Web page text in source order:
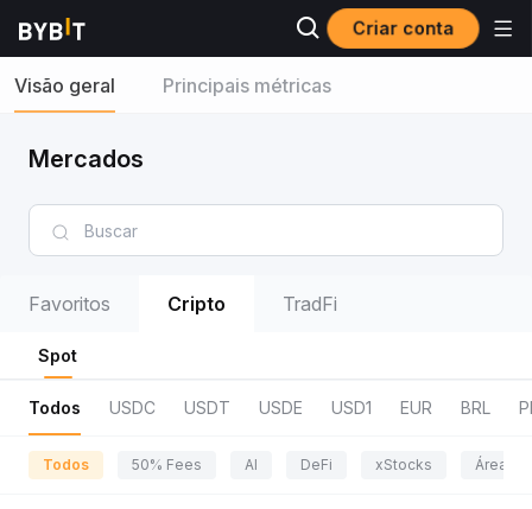
Criar conta
Visão geral Principais métricas
Mercados
Favoritos Cripto TradFi
Spot
Todos USDC USDT USDE USD1 EUR BRL
Todos 50% Fees AI DeFi xStocks Área da